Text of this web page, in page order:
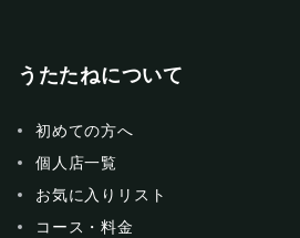
うたたねについて
初めての方へ
個人店一覧
お気に入りリスト
コース・料金